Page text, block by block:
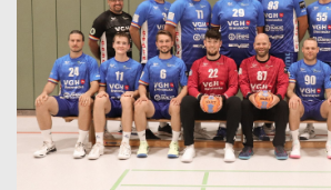
Terminkalender
Kontaktformular
Downloads